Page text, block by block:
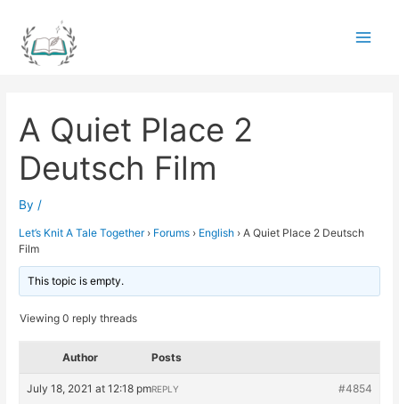
content
A Quiet Place 2
Deutsch Film
By /
Let’s Knit A Tale Together › Forums › English › A Quiet Place 2 Deutsch
Film
This topic is empty.
Viewing 0 reply threads
Author Posts
July 18, 2021 at 12:18 pm #4854
REPLY